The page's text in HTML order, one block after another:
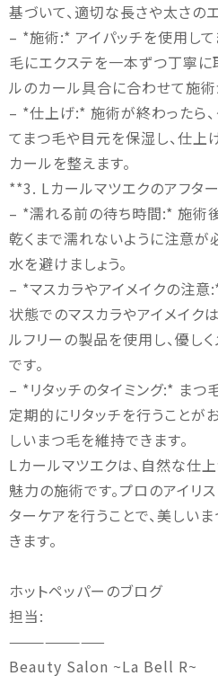
基づいて、適切な長さや太さの
– *施術:* アイパッチを使用し
毛にエクステを一本ずつ丁寧に
ルのカール具合に合わせて施術
– *仕上げ:* 施術が終わったら
てまつ毛や目元を保湿し、仕上
カールを整えます。
**3. Lカールマツエクのアフタ
– *濡れる前の待ち時間:* 施術
乾くまで濡れないように注意が
水を避けましょう。
– *マスカラやアイメイクの注
状態でのマスカラやアイメイク
ルフリーの製品を使用し、優し
です。
– *リタッチのタイミング:* まつ
定期的にリタッチを行うことが
しいまつ毛を維持できます。
Lカールマツエクは、自然な仕
魅力の施術です。プロのアイリ
ターケアを行うことで、美しい
きます。
ホットペッパーのブログ
担当:
————————
Beauty Salon ~La Bell R~